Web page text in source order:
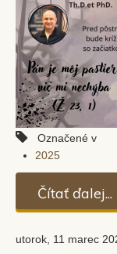
Označené v
2025
Čítať ďalej...
utorok, 11 marec